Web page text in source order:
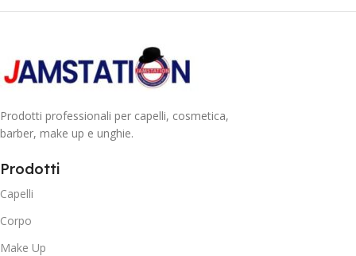
Prodotti professionali per capelli, cosmetica,
barber, make up e unghie.
Prodotti
Capelli
Corpo
Make Up